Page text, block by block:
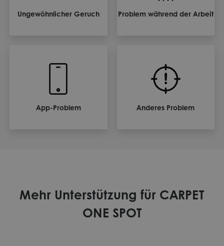
Ungewöhnlicher Geruch Problem während der Arbeit
App-Problem Anderes Problem
Mehr Unterstützung für CARPET
ONE SPOT